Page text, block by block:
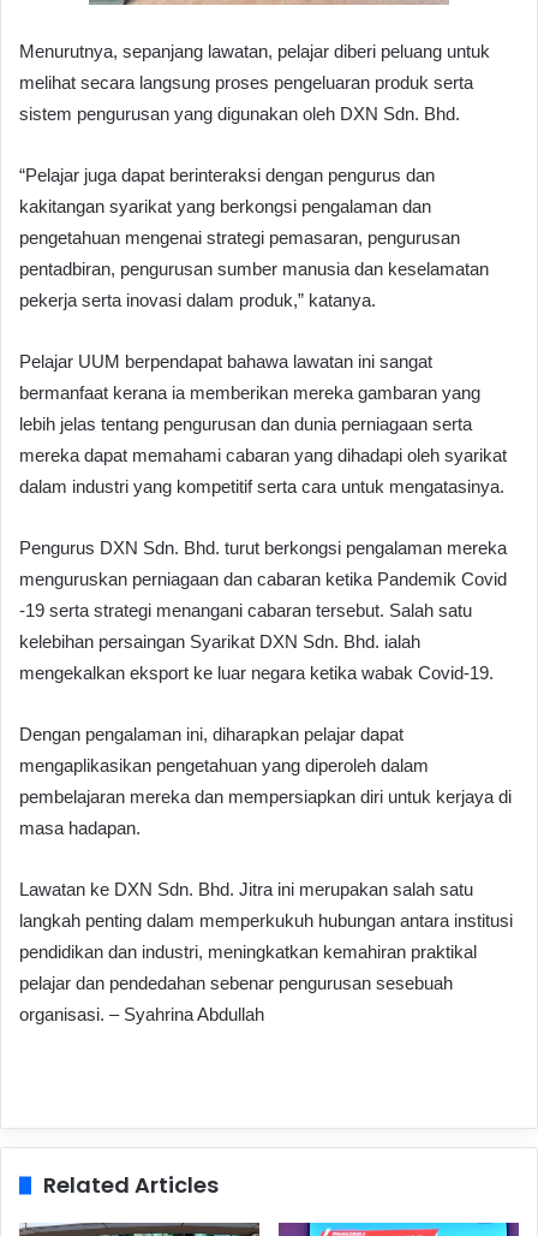
Menurutnya, sepanjang lawatan, pelajar diberi peluang untuk
melihat secara langsung proses pengeluaran produk serta
sistem pengurusan yang digunakan oleh DXN Sdn. Bhd.
“Pelajar juga dapat berinteraksi dengan pengurus dan
kakitangan syarikat yang berkongsi pengalaman dan
pengetahuan mengenai strategi pemasaran, pengurusan
pentadbiran, pengurusan sumber manusia dan keselamatan
pekerja serta inovasi dalam produk,” katanya.
Pelajar UUM berpendapat bahawa lawatan ini sangat
bermanfaat kerana ia memberikan mereka gambaran yang
lebih jelas tentang pengurusan dan dunia perniagaan serta
mereka dapat memahami cabaran yang dihadapi oleh syarikat
dalam industri yang kompetitif serta cara untuk mengatasinya.
Pengurus DXN Sdn. Bhd. turut berkongsi pengalaman mereka
menguruskan perniagaan dan cabaran ketika Pandemik Covid
-19 serta strategi menangani cabaran tersebut. Salah satu
kelebihan persaingan Syarikat DXN Sdn. Bhd. ialah
mengekalkan eksport ke luar negara ketika wabak Covid-19.
Dengan pengalaman ini, diharapkan pelajar dapat
mengaplikasikan pengetahuan yang diperoleh dalam
pembelajaran mereka dan mempersiapkan diri untuk kerjaya di
masa hadapan.
Lawatan ke DXN Sdn. Bhd. Jitra ini merupakan salah satu
langkah penting dalam memperkukuh hubungan antara institusi
pendidikan dan industri, meningkatkan kemahiran praktikal
pelajar dan pendedahan sebenar pengurusan sesebuah
organisasi. – Syahrina Abdullah
Related Articles